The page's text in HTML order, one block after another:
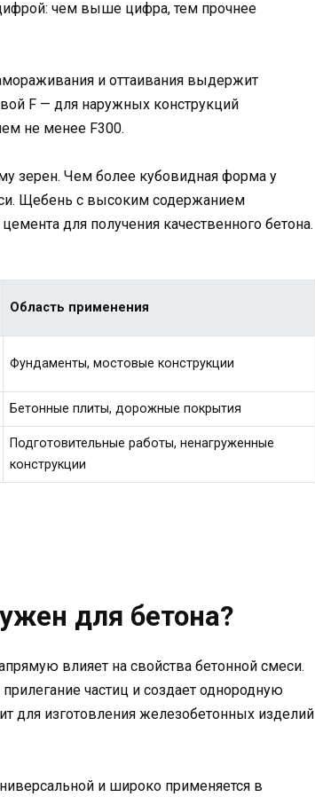
чем выше цифра, тем прочнее
и оттаивания выдержит
F — для наружных конструкций
не менее F300.
зерен. Чем более кубовидная форма у
Щебень с высоким содержанием
для получения качественного бетона.
Область применения
Фундаменты, мостовые конструкции
Бетонные плиты, дорожные покрытия
Подготовительные работы, ненагруженные
конструкции
для бетона?
влияет на свойства бетонной смеси.
частиц и создает однородную
для изготовления железобетонных изделий
и широко применяется в